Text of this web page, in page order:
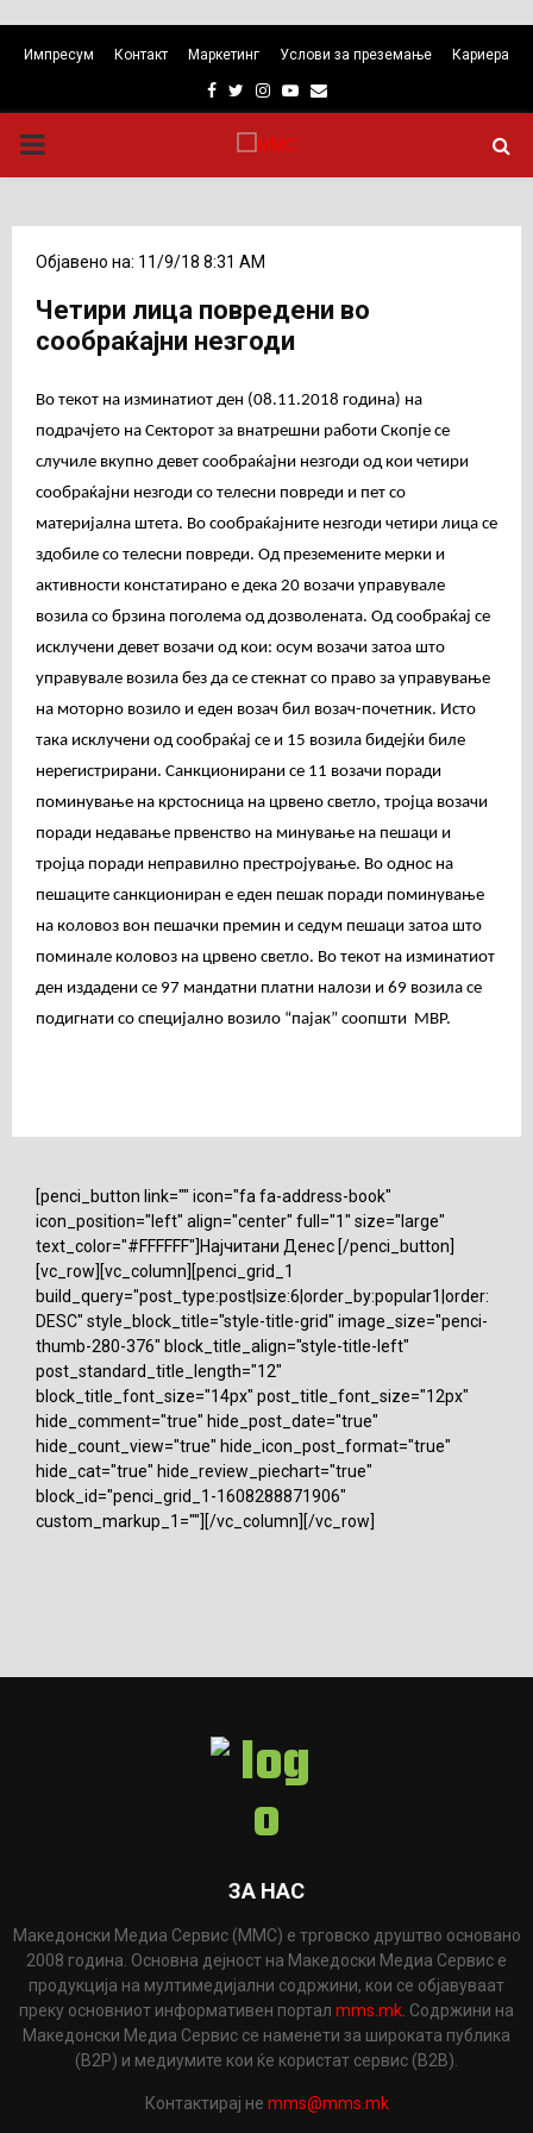
Импресум Контакт Маркетинг Услови за преземање Кариера
Facebook
TwitterInstagram
Youtube
Email
PRIMARY
Објавено на: 11/9/18 8:31 AM
Четири лица повредени во
сообраќајни незгоди
Во текот на изминатиот ден (08.11.2018 година) на
подрачјето на Секторот за внатрешни работи Скопје се
случиле вкупно девет сообраќајни незгоди од кои четири
сообраќaјни незгоди со телесни повреди и пет со
материјална штета. Во сообраќајните незгоди четири лица се
здобиле со телесни повреди. Од преземените мерки и
активности констатирано е дека 20 возачи управувале
возила со брзина поголема од дозволената. Од сообраќај се
исклучени девет возачи од кои: осум возачи затоа што
управувале возила без да се стекнат со право за управување
на моторно возило и еден возач бил возач-почетник. Исто
така исклучени од сообраќај се и 15 возила бидејќи биле
нерегистрирани. Санкционирани се 11 возачи поради
поминување на крстосница на црвено светло, тројца возачи
поради недавање првенство на минување на пешаци и
тројца поради неправилно престројување. Во однос на
пешаците санкциониран е еден пешак поради поминување
на коловоз вон пешачки премин и седум пешаци затоа што
поминале коловоз на црвено светло. Во текот на изминатиот
ден издадени се 97 мандатни платни налози и 69 возила се
подигнати со специјално возило “пајак” соопшти МВР.
[penci_button link="" icon="fa fa-address-book"
icon_position="left" align="center" full="1" size="large"
text_color="#FFFFFF"]Најчитани Денес [/penci_button]
[vc_row][vc_column][penci_grid_1
build_query="post_type:post|size:6|order_by:popular1|order:
DESC" style_block_title="style-title-grid" image_size="penci-
thumb-280-376" block_title_align="style-title-left"
post_standard_title_length="12"
block_title_font_size="14px" post_title_font_size="12px"
hide_comment="true" hide_post_date="true"
hide_count_view="true" hide_icon_post_format="true"
hide_cat="true" hide_review_piechart="true"
block_id="penci_grid_1-1608288871906"
custom_markup_1=""][/vc_column][/vc_row]
ЗА НАС
Македонски Медиа Сервис (ММС) е трговско друштво основано
2008 година. Основна дејност на Македоски Медиа Сервис е
продукција на мултимедијални содржини, кои се објавуваат
преку основниот информативен портал mms.mk . Содржини на
Македонски Медиа Сервис се наменети за широката публика
(B2P) и медиумите кои ќе користат сервис (B2B).
Контактирај не mms@mms.mk